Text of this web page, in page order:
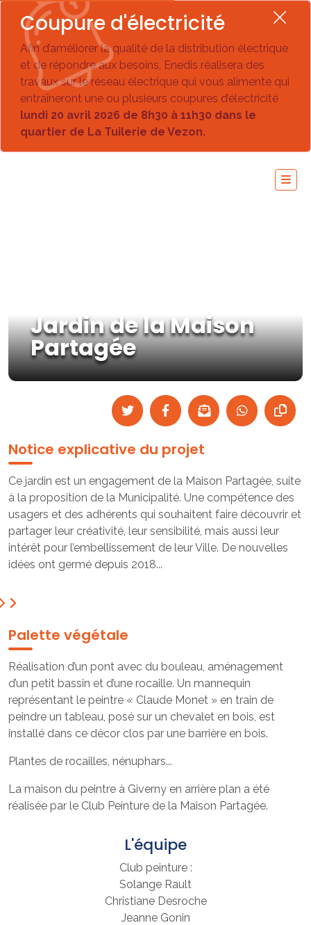
Coupure d'électricité
Afin d’améliorer la qualité de la distribution électrique
et de répondre aux besoins, Enedis réalisera des
travaux sur le réseau électrique qui vous alimente qui
entraîneront une ou plusieurs coupures d’électricité
lundi 20 avril 2026 de 8h30 à 11h30 dans le
quartier de La Tuilerie de Vezon.
Jardin de la Maison
Partagée
Notice explicative du projet
Ce jardin est un engagement de la Maison Partagée, suite
à la proposition de la Municipalité. Une compétence des
usagers et des adhérents qui souhaitent faire découvrir et
partager leur créativité, leur sensibilité, mais aussi leur
intérêt pour l’embellissement de leur Ville. De nouvelles
idées ont germé depuis 2018...
Palette végétale
Réalisation d’un pont avec du bouleau, aménagement
d’un petit bassin et d’une rocaille. Un mannequin
représentant le peintre « Claude Monet » en train de
peindre un tableau, posé sur un chevalet en bois, est
installé dans ce décor clos par une barrière en bois.
Plantes de rocailles, nénuphars...
La maison du peintre à Giverny en arrière plan a été
réalisée par le Club Peinture de la Maison Partagée.
L'équipe
Club peinture :
Solange Rault
Christiane Desroche
Jeanne Gonin